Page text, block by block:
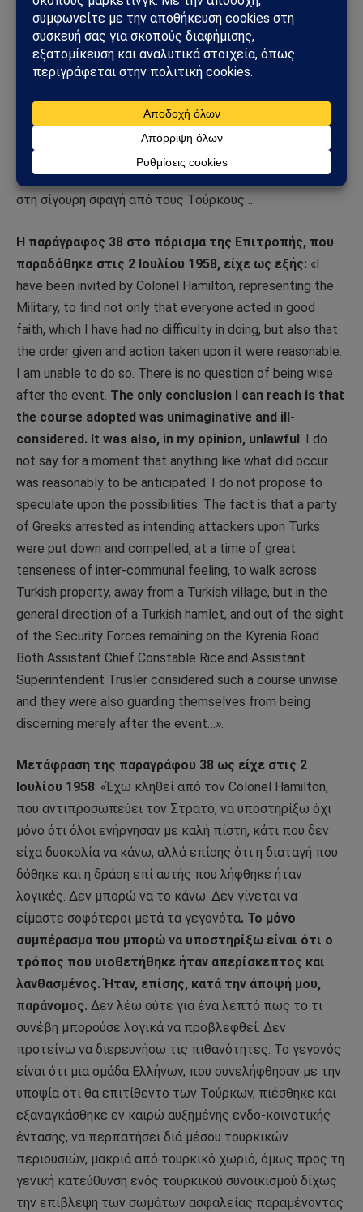
Τελικά, και αφού προηγήθηκαν έντονες παρασκηνιακές
διαβουλεύσεις, ο Αρχιδικαστής δέχθηκε και έγιναν
μετατροπές. Αφαιρέθηκε η ενοχλητική πρόταση στην
με τον οποίο χειρίστηκαν το όλο θέμα τα σώματα
ασφαλείας και αφαιρέθηκε και από την παράγραφο 32 η
επί λέξει αναφορά του Συνταγματάρχη Redgrave, o
οποίος και κατεύθυνε τους Έλληνες του Κοντεμένου
στη σίγουρη σφαγή από τους Τούρκους…
Η παράγραφος 38 στο πόρισμα της Επιτροπής, που
παραδόθηκε στις 2 Ιουλίου 1958, είχε ως εξής: «I
have been invited by Colonel Hamilton, representing the
Military, to find not only that everyone acted in good
faith, which I have had no difficulty in doing, but also that
the order given and action taken upon it were reasonable.
I am unable to do so. There is no question of being wise
after the event. The only conclusion I can reach is that
the course adopted was unimaginative and ill-
considered. It was also, in my opinion, unlawful . I do
not say for a moment that anything like what did occur
was reasonably to be anticipated. I do not propose to
speculate upon the possibilities. The fact is that a party
of Greeks arrested as intending attackers upon Turks
were put down and compelled, at a time of great
tenseness of inter-communal feeling, to walk across
Turkish property, away from a Turkish village, but in the
general direction of a Turkish hamlet, and out of the sight
of the Security Forces remaining on the Kyrenia Road.
Both Assistant Chief Constable Rice and Assistant
Superintendent Trusler considered such a course unwise
and they were also guarding themselves from being
discerning merely after the event…».
Μετάφραση της παραγράφου 38 ως είχε στις 2
Ιουλίου 1958: «Έχω κληθεί από τον Colonel Hamilton,
που αντιπροσωπεύει τον Στρατό, να υποστηρίξω όχι
μόνο ότι όλοι ενήργησαν με καλή πίστη, κάτι που δεν
είχα δυσκολία να κάνω, αλλά επίσης ότι η διαταγή που
δόθηκε και η δράση επί αυτής που λήφθηκε ήταν
λογικές. Δεν μπορώ να το κάνω. Δεν γίνεται να
είμαστε σοφότεροι μετά τα γεγονότα. Το μόνο
συμπέρασμα που μπορώ να υποστηρίξω είναι ότι ο
τρόπος που υιοθετήθηκε ήταν απερίσκεπτος και
λανθασμένος. Ήταν, επίσης, κατά την άποψή μου,
παράνομος. Δεν λέω ούτε για ένα λεπτό πως το τι
συνέβη μπορούσε λογικά να προβλεφθεί. Δεν
προτείνω να διερευνήσω τις πιθανότητες. Το γεγονός
είναι ότι μια ομάδα Ελλήνων, που συνελήφθησαν με την
υποψία ότι θα επιτίθεντο των Τούρκων, πιέσθηκε και
εξαναγκάσθηκε εν καιρώ αυξημένης ενδο-κοινοτικής
έντασης, να περπατήσει διά μέσου τουρκικών
περιουσιών, μακριά από τουρκικό χωριό, όμως προς τη
γενική κατεύθυνση ενός τουρκικού συνοικισμού δίχως
την επίβλεψη των σωμάτων ασφαλείας παραμένοντας